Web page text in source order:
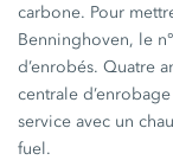
carbone. Pour
Benninghoven, le
d’enrobés. Quatre
centrale
service avec un
fuel.